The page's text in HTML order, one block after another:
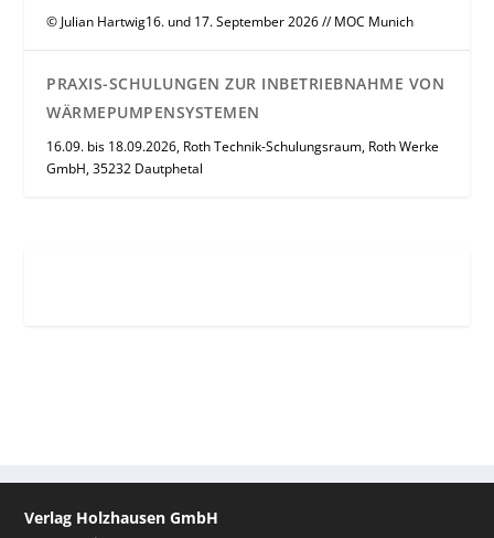
© Julian Hartwig16. und 17. September 2026 // MOC Munich
PRAXIS-SCHULUNGEN ZUR INBETRIEBNAHME VON
WÄRMEPUMPENSYSTEMEN
16.09. bis 18.09.2026, Roth Technik-Schulungsraum, Roth Werke
GmbH, 35232 Dautphetal
Verlag Holzhausen GmbH